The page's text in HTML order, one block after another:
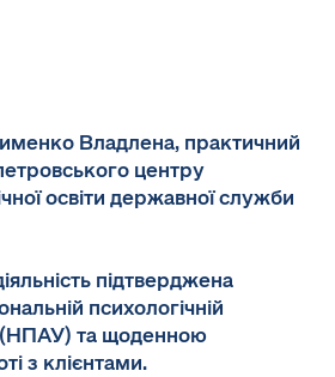
Владлена, практичний
центру
освіти державної служби
підтверджена
психологічній
(НПАУ) та щоденною
з клієнтами.